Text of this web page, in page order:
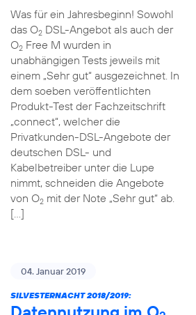
Was für ein Jahresbeginn! Sowohl
das O2DSL-Angebot als auch der
O2Free M wurden in
unabhängigen Tests jeweils mit
einem „Sehr gut“ ausgezeichnet. In
dem soeben veröffentlichten
Produkt-Test der Fachzeitschrift
„connect“, welcher die
Privatkunden-DSL-Angebote der
deutschen DSL- und
Kabelbetreiber unter die Lupe
nimmt, schneiden die Angebote
von O2mit der Note „Sehr gut“ ab.
[…]
04. Januar 2019
SILVESTERNACHT 2018/2019: